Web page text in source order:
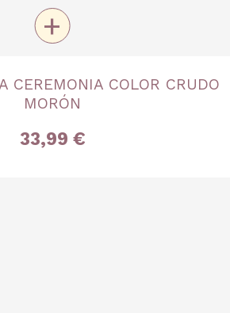
años 4 años 5 años
+
CEREMONIA COLOR CRUDO
MORÓN
33,99 €